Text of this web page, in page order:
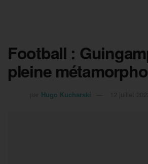
Football :
pleine
Hugo Kucharski